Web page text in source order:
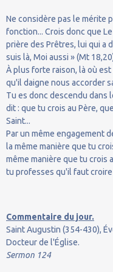
Ne considère pas le mérite
fonction... Crois donc que
prière des Prêtres, lui qui a
suis là, Moi aussi » (Mt
À plus forte raison, là où
qu'il daigne nous accorder
Tu es donc descendu dans
dit : que tu crois au Père,
Saint...
Par un même engagement
la même manière que tu
même manière que tu crois
tu professes qu'il faut
Commentaire du jour.
Saint Augustin (354-430),
Docteur de l'Église.
Sermon 124